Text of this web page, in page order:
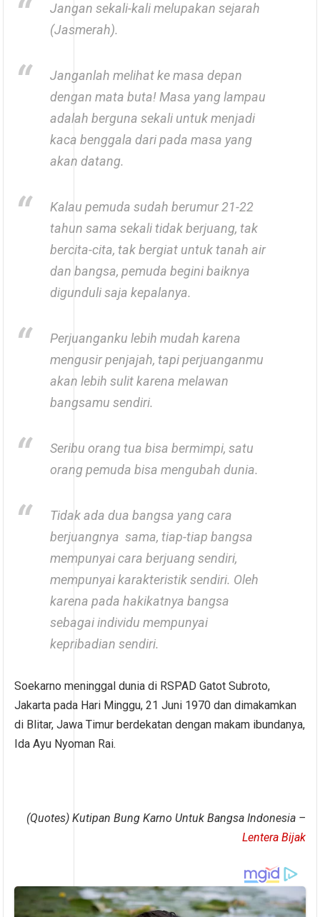
Jangan sekali-kali melupakan sejarah
(Jasmerah).
Janganlah melihat ke masa depan
dengan mata buta! Masa yang lampau
adalah berguna sekali untuk menjadi
kaca benggala dari pada masa yang
akan datang.
Kalau pemuda sudah berumur 21-22
tahun sama sekali tidak berjuang, tak
bercita-cita, tak bergiat untuk tanah air
dan bangsa, pemuda begini baiknya
digunduli saja kepalanya.
Perjuanganku lebih mudah karena
mengusir penjajah, tapi perjuanganmu
akan lebih sulit karena melawan
bangsamu sendiri.
Seribu orang tua bisa bermimpi, satu
orang pemuda bisa mengubah dunia.
Tidak ada dua bangsa yang cara
berjuangnya sama, tiap-tiap bangsa
mempunyai cara berjuang sendiri,
mempunyai karakteristik sendiri. Oleh
karena pada hakikatnya bangsa
sebagai individu mempunyai
kepribadian sendiri.
Soekarno meninggal dunia di RSPAD Gatot Subroto,
Jakarta pada Hari Minggu, 21 Juni 1970 dan dimakamkan
di Blitar, Jawa Timur berdekatan dengan makam ibundanya,
Ida Ayu Nyoman Rai.
(Quotes) Kutipan Bung Karno Untuk Bangsa Indonesia –
Lentera Bijak